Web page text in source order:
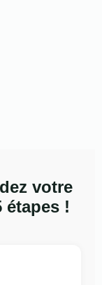
votre
étapes !